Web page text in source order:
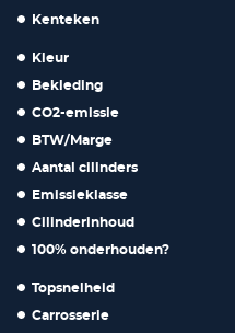
Kenteken
Kleur
Bekleding
CO2-emissie
BTW/Marge
Aantal cilinders
Emissieklasse
Cilinderinhoud
100% onderhouden?
Topsnelheid
Carrosserie